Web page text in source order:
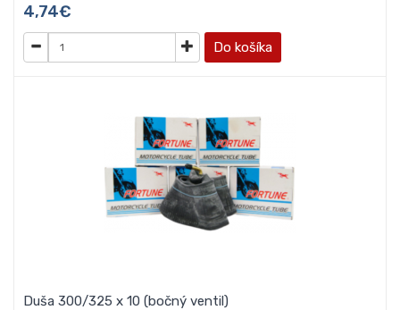
4,74€
Do košíka
Duša 300/325 x 10 (bočný ventil)